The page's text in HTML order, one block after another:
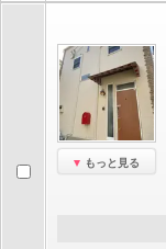
もっと見る